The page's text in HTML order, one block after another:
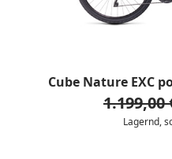
Cube Nature EXC
1.199,00
Lagernd,